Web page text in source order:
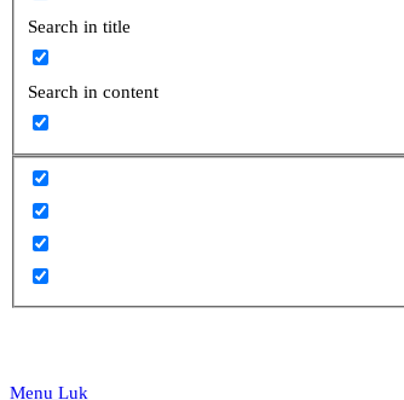
search
Search in title
Search in content
Menu Luk